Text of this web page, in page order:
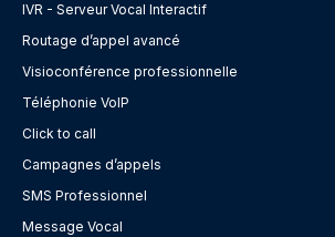
IVR - Serveur Vocal Interactif
Routage d’appel avancé
Visioconférence professionnelle
Téléphonie VoIP
Click to call
Campagnes d’appels
SMS Professionnel
Message Vocal